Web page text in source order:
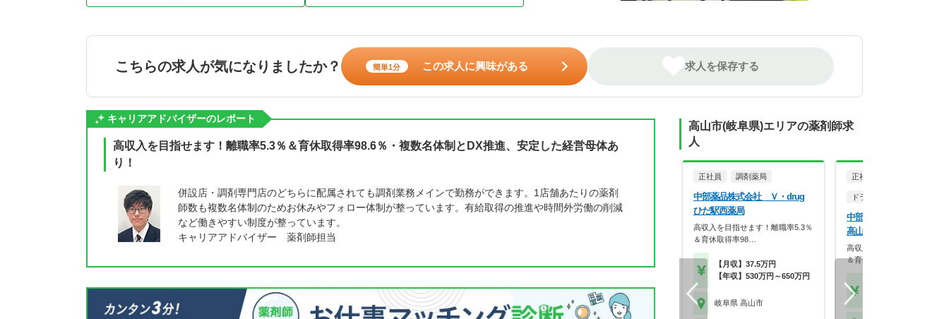
こちらの求人が気になりましたか？ 簡単1分 この求人に興味がある 求人を保存する
キャリアアドバイザーのレポート
高収入を目指せます！離職率5.3％＆育休取得率98.6％・複数名体制とDX推進、安定した経営母体あ
り！
併設店・調剤専門店のどちらに配属されても調剤業務メインで勤務ができます。1店舗あたりの薬剤
師数も複数名体制のためお休みやフォロー体制が整っています。有給取得の推進や時間外労働の削減
など働きやすい制度が整っています。
キャリアアドバイザー 薬剤師担当
高山市(岐阜県)エリアの薬剤師求
人
正社員 調剤薬局
中部薬品株式会社 Ｖ・drug
ひだ駅西薬局
高収入を目指せます！離職率5.3％
＆育休取得率98…
【月収】37.5万円
【年収】530万円～650万円
岐阜県 高山市
正社員
ドラッグストア（調剤併設
中部薬品株式会社 Ｖ・
高山東店
高収入を目指せます！離職率
＆育休取得率98…